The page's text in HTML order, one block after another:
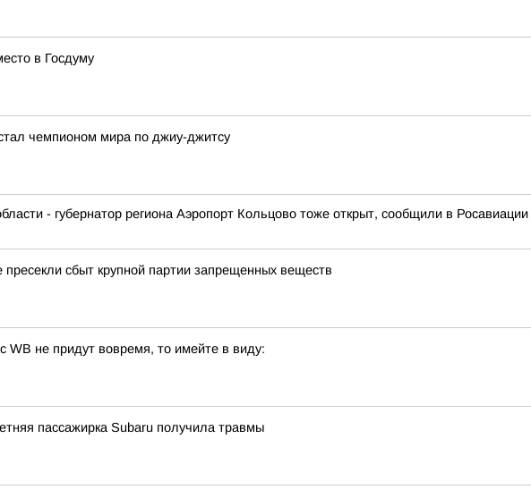
в Госдуму
чемпионом мира по джиу-джитсу
- губернатор региона Аэропорт Кольцово тоже открыт, сообщили в Росавиации
сбыт крупной партии запрещенных веществ
WB не придут вовремя, то имейте в виду:
пассажирка Subаru получила травмы